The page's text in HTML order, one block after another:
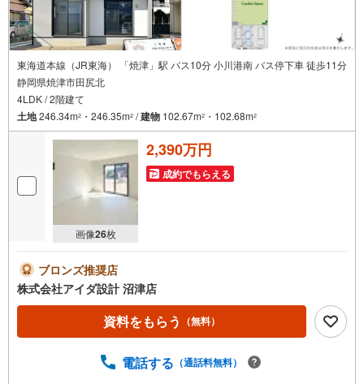
東海道本線（JR東海） 「焼津」駅 バス10分 小川港南 バス停下車 徒歩11分
静岡県焼津市田尻北
4LDK / 2階建て
土地246.34m2 ・246.35m2 /建物 102.67m2 ・102.68m2
画像26枚
2,390万円
成約でもらえる
ブロンズ推奨店
株式会社アイダ設計 沼津店
資料をもらう （無料）
電話する （通話料無料）